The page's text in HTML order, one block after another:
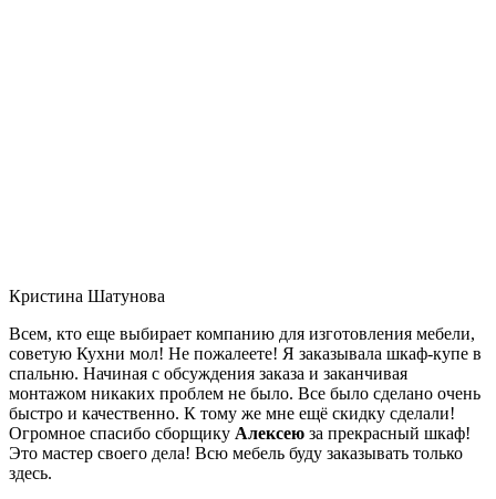
Кристина Шатунова
Всем, кто еще выбирает компанию для изготовления мебели,
советую Кухни мол! Не пожалеете! Я заказывала шкаф-купе в
спальню. Начиная с обсуждения заказа и заканчивая
монтажом никаких проблем не было. Все было сделано очень
быстро и качественно. К тому же мне ещё скидку сделали!
Огромное спасибо сборщику Алексею за прекрасный шкаф!
Это мастер своего дела! Всю мебель буду заказывать только
здесь.